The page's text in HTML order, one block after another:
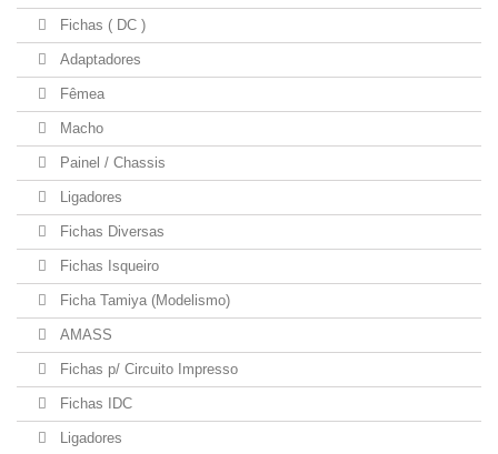
Fichas ( DC )
Adaptadores
Fêmea
Macho
Painel / Chassis
Ligadores
Fichas Diversas
Fichas Isqueiro
Ficha Tamiya (Modelismo)
AMASS
Fichas p/ Circuito Impresso
Fichas IDC
Ligadores